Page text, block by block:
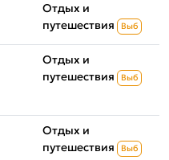
Отдых и
путешествия
Выб
Отдых и
путешествия
Выб
Отдых и
путешествия
Выб